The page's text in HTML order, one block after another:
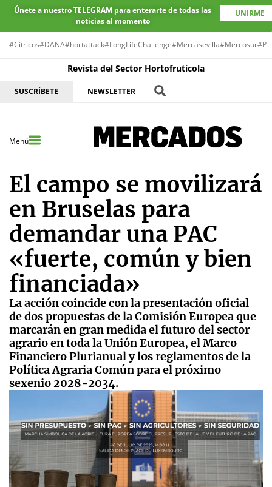
Únete a nuestro TELEGRAM para enterarte de todas las
noticias al momento
UNIRME
#Cítricos#DANA#hortattack#LongLifeChallenge#Mercasevilla#Mercosur
Revista del Sector Hortofrutícola
SUSCRÍBETE NEWSLETTER
Menú
El campo se movilizará
en Bruselas para
demandar una PAC
«fuerte, común y bien
financiada»
La acción coincide con la presentación oficial
de dos propuestas de la Comisión Europea que
marcarán en gran medida el futuro del sector
agrario en toda la Unión Europea, el Marco
Financiero Plurianual y los reglamentos de la
Política Agraria Común para el próximo
sexenio 2028-2034.